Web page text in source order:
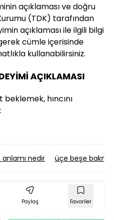
açıklaması ve doğru
(TDK) tarafından
açıklaması ile ilgili bilgi
cümle içerisinde
kullanabilirsiniz.
AÇIKLAMASI
hıncını
anlamı nedir üçe beşe
Paylaş Favoriler